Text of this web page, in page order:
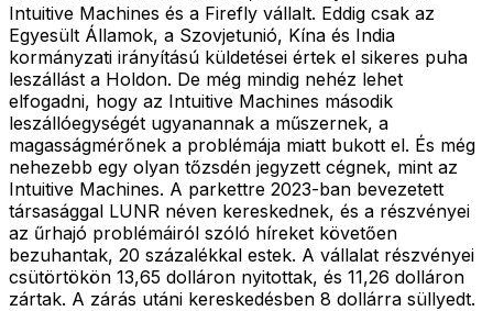
Intuitive Machines és a Firefly vállalt. Eddig csak az
Egyesült Államok, a Szovjetunió, Kína és India
kormányzati irányítású küldetései értek el sikeres puha
leszállást a Holdon. De még mindig nehéz lehet
elfogadni, hogy az Intuitive Machines második
leszállóegységét ugyanannak a műszernek, a
magasságmérőnek a problémája miatt bukott el. És még
nehezebb egy olyan tőzsdén jegyzett cégnek, mint az
Intuitive Machines. A parkettre 2023-ban bevezetett
társasággal LUNR néven kereskednek, és a részvényei
az űrhajó problémáiról szóló híreket követően
bezuhantak, 20 százalékkal estek. A vállalat részvényei
csütörtökön 13,65 dolláron nyitottak, és 11,26 dolláron
zártak. A zárás utáni kereskedésben 8 dollárra süllyedt.